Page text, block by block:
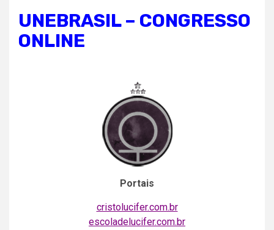
UNEBRASIL – CONGRESSO
ONLINE
Portais
cristolucifer.com.br
escoladelucifer.com.br